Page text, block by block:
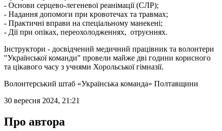
- Основи серцево-легеневої реанімації (СЛР);
- Надання допомоги при кровотечах та травмах;
- Практичні вправи на спеціальному манекені;
- Дії при опіках, переохолодженнях, отруєннях.
Інструктори - досвідчений медичний працівник та волонтери
"Української команди" провели майже дві години корисного
та цікавого часу з учнями Хорольської гімназії.
Волонтерський штаб «Українська команда» Полтавщини
30 вересня 2024, 21:21
Про автора